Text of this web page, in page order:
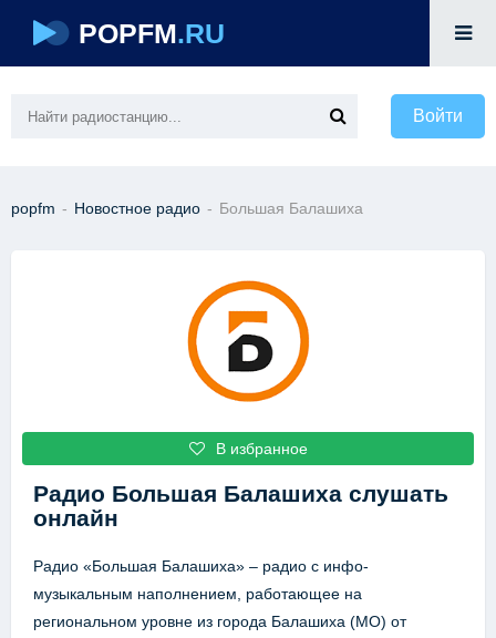
POPFM.RU
Войти
popfm - Новостное радио - Большая Балашиха
В избранное
Радио Большая Балашиха слушать
онлайн
Радио «Большая Балашиха» – радио с инфо-
музыкальным наполнением, работающее на
региональном уровне из города Балашиха (МО) от